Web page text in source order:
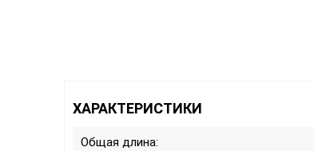
ХАРАКТЕРИСТИКИ
Общая длина: